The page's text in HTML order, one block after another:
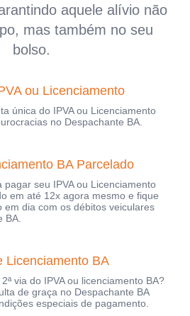
aquele alívio não
mas também no seu
bolso.
ou Licenciamento
única do IPVA ou Licenciamento
no Despachante BA.
BA Parcelado
pagar seu IPVA ou Licenciamento
em até 12x agora mesmo e fique
em dia com os débitos veiculares
BA.
Licenciamento BA
via do IPVA ou licenciamento BA?
de graça no Despachante BA
especiais de pagamento.